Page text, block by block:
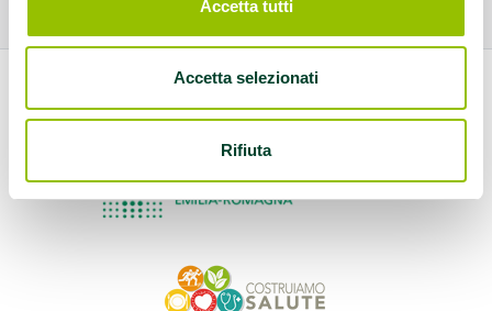
Accetta tutti
Accetta selezionati
Rifiuta